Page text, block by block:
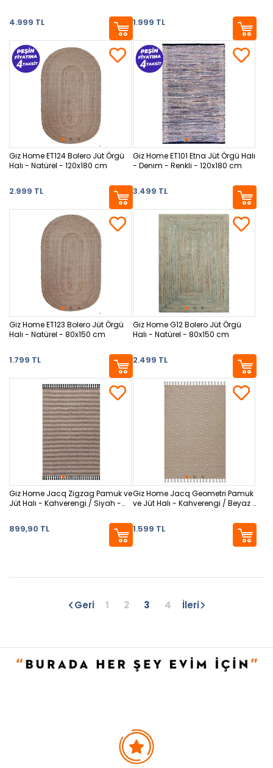
4.999 TL 1.999 TL
Giz Home ET124 Bolero Jüt Örgü
Halı - Natürel - 120x180 cm
2.999 TL
Giz Home ET101 Etna Jüt Örgü Halı
- Denim - Renkli - 120x180 cm
3.499 TL
Giz Home ET123 Bolero Jüt Örgü
Halı - Natürel - 80x150 cm
1.799 TL
Giz Home G12 Bolero Jüt Örgü
Halı - Natürel - 80x150 cm
2.499 TL
Giz Home Jacq Zigzag Pamuk ve
Jüt Halı - Kahverengi / Siyah -
899,90 TL
Giz Home Jacq Geometri Pamuk
ve Jüt Halı - Kahverengi / Beyaz -
1.599 TL
Geri 1 2 3 4 İleri